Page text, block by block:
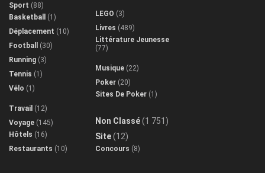
Sport (88)
Basketball
(1)
Déplacement (10)
Football
(30)
Running (3)
Tennis (1)
Vélo (1)
Travail (12)
Voyage (145)
Hôtels (16)
Restaurants (10)
LEGO (3)
Livres (489)
Littérature Jeunesse
(77)
Musique (22)
Poker (20)
Sites De Poker (1)
Non Classé(1 751)
Site(12)
Concours (8)